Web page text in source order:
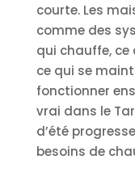
courte. Les
comme des
qui chauffe, ce
ce qui se
fonctionner
vrai dans le
d’été
besoins de